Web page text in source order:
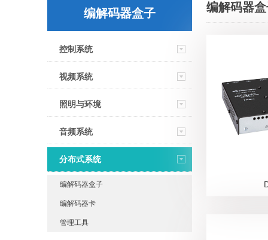
编解码器盒子
控制系统
视频系统
照明与环境
音频系统
分布式系统
编解码器盒子
编解码器卡
管理工具
编解码器